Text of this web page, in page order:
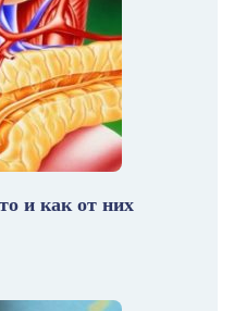
и как от них